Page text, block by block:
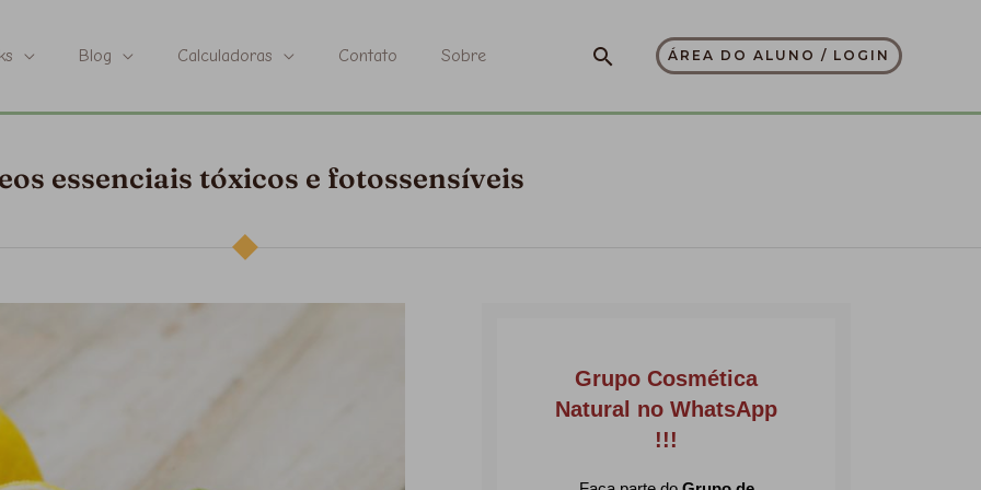
Blog Calculadoras Contato Sobre PesquisarÁREA DO ALUNO / LOGIN
essenciais tóxicos e fotossensíveis